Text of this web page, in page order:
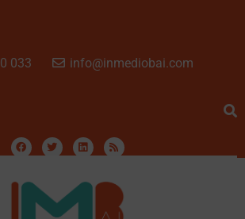
033 info@inmediobai.com